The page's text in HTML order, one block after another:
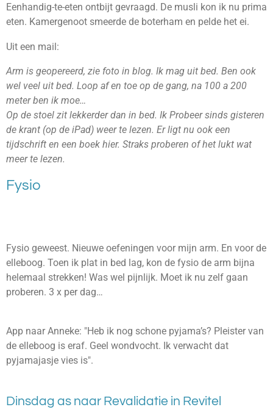
Eenhandig-te-eten ontbijt gevraagd. De musli kon ik nu prima
eten. Kamergenoot smeerde de boterham en pelde het ei.
Uit een mail:
Arm is geopereerd, zie foto in blog. Ik mag uit bed. Ben ook
wel veel uit bed. Loop af en toe op de gang, na 100 a 200
meter ben ik moe…
Op de stoel zit lekkerder dan in bed. Ik Probeer sinds gisteren
de krant (op de iPad) weer te lezen. Er ligt nu ook een
tijdschrift en een boek hier. Straks proberen of het lukt wat
meer te lezen.
Fysio
Fysio geweest. Nieuwe oefeningen voor mijn arm. En voor de
elleboog. Toen ik plat in bed lag, kon de fysio de arm bijna
helemaal strekken! Was wel pijnlijk. Moet ik nu zelf gaan
proberen. 3 x per dag…
App naar Anneke: "Heb ik nog schone pyjama’s? Pleister van
de elleboog is eraf. Geel wondvocht. Ik verwacht dat
pyjamajasje vies is".
Dinsdag as naar Revalidatie in Revitel